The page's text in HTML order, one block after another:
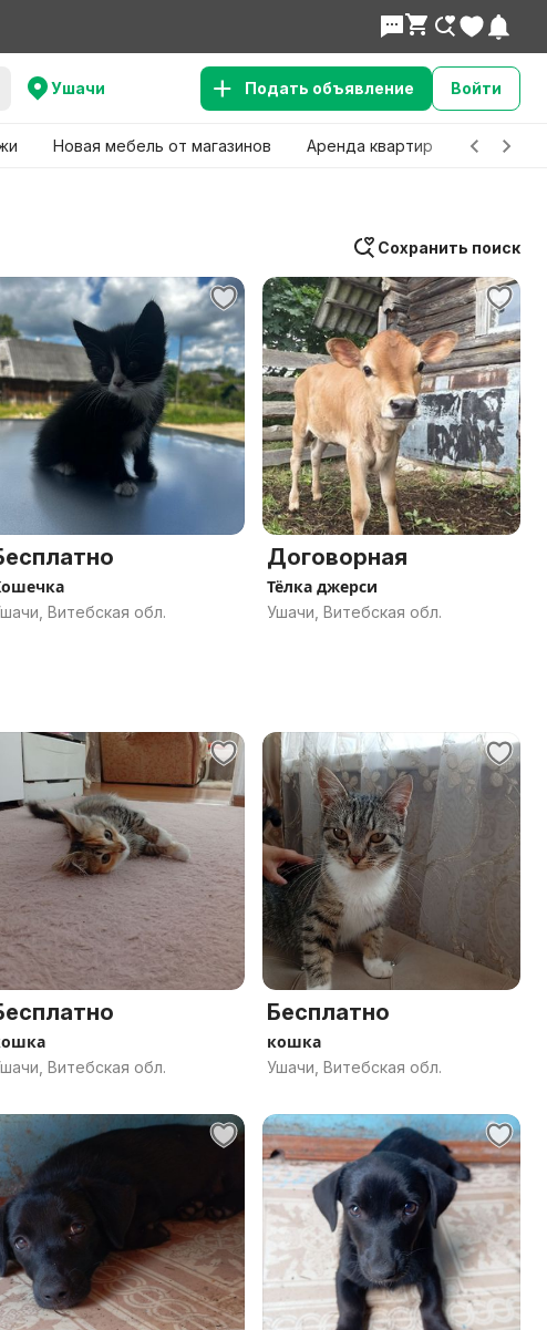
Ушачи Подать объявление Войти
Новая мебель от магазинов Аренда квартир Детские
Сохранить поиск
Витебская обл.
Договорная
Тёлка джерси
Ушачи, Витебская обл.
Витебская обл.
Бесплатно
кошка
Ушачи, Витебская обл.